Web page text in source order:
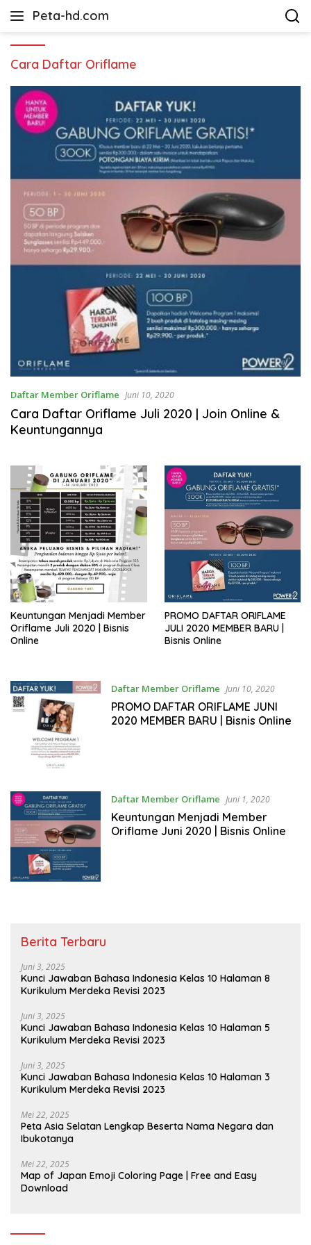
Peta-hd.com
Kumpulan
HD
Cara Daftar Oriflame
Daftar Member Oriflame Juni 10, 2020
Cara Daftar Oriflame Juli 2020 | Join Online &
Keuntungannya
Keuntungan Menjadi Member
Oriflame Juli 2020 | Bisnis
Online
PROMO DAFTAR ORIFLAME
JULI 2020 MEMBER BARU |
Bisnis Online
Daftar Member Oriflame Juni 10, 2020
PROMO DAFTAR ORIFLAME JUNI
2020 MEMBER BARU | Bisnis Online
Daftar Member Oriflame Juni 1, 2020
Keuntungan Menjadi Member
Oriflame Juni 2020 | Bisnis Online
Berita Terbaru
Juni 3, 2025
Kunci Jawaban Bahasa Indonesia Kelas 10 Halaman 8
Kurikulum Merdeka Revisi 2023
Juni 3, 2025
Kunci Jawaban Bahasa Indonesia Kelas 10 Halaman 5
Kurikulum Merdeka Revisi 2023
Juni 3, 2025
Kunci Jawaban Bahasa Indonesia Kelas 10 Halaman 3
Kurikulum Merdeka Revisi 2023
Mei 22, 2025
Peta Asia Selatan Lengkap Beserta Nama Negara dan
Ibukotanya
Mei 22, 2025
Map of Japan Emoji Coloring Page | Free and Easy
Download